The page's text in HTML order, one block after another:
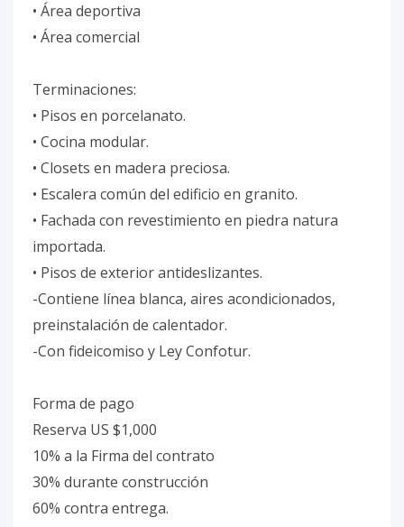
• Área deportiva
• Área comercial
Terminaciones:
• Pisos en porcelanato.
• Cocina modular.
• Closets en madera preciosa.
• Escalera común del edificio en granito.
• Fachada con revestimiento en piedra natura
importada.
• Pisos de exterior antideslizantes.
-Contiene línea blanca, aires acondicionados,
preinstalación de calentador.
-Con fideicomiso y Ley Confotur.
Forma de pago
Reserva US $1,000
10% a la Firma del contrato
30% durante construcción
60% contra entrega.